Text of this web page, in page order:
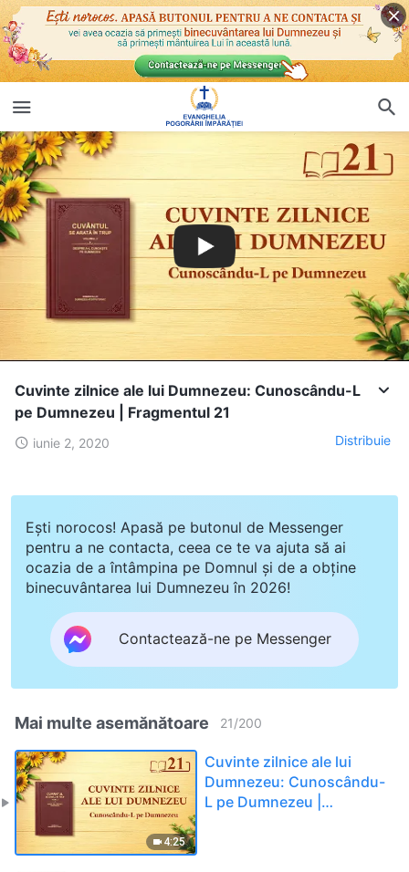
Cuvinte zilnice ale lui Dumnezeu: Cunoscându-L
pe Dumnezeu | Fragmentul 21
iunie 2, 2020 Distribuie
Ești norocos! Apasă pe butonul de Messenger
pentru a ne contacta, ceea ce te va ajuta să ai
ocazia de a întâmpina pe Domnul și de a obține
binecuvântarea lui Dumnezeu în 2026!
Contactează-ne pe Messenger
Mai multe asemănătoare 21/200
4:25
Cuvinte zilnice ale lui
Dumnezeu: Cunoscându-
L pe Dumnezeu |